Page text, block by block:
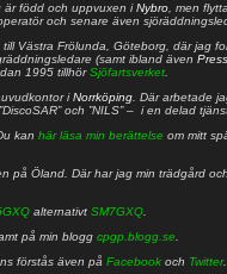
är född och uppvuxen iNybro , men
och senare även
Västra Frölunda, Göteborg, där jag
(samt ibland även
1995 tillhörSjöfartsverket
iNorrköping . Där arbetade
och ”NILS” – i en delad
kan här läsa min berättelse om mitt
på Öland. Där har jag min trädgård
alternativt SM7GXQ
på min blogg cpgp.blogg.se
förstås även på Facebook och Twitter.